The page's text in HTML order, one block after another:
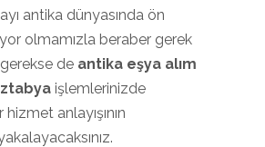
antika dünyasında ön
olmamızla beraber gerek
de antika eşya alım
işlemlerinizde
anlayışının
yakalayacaksınız.